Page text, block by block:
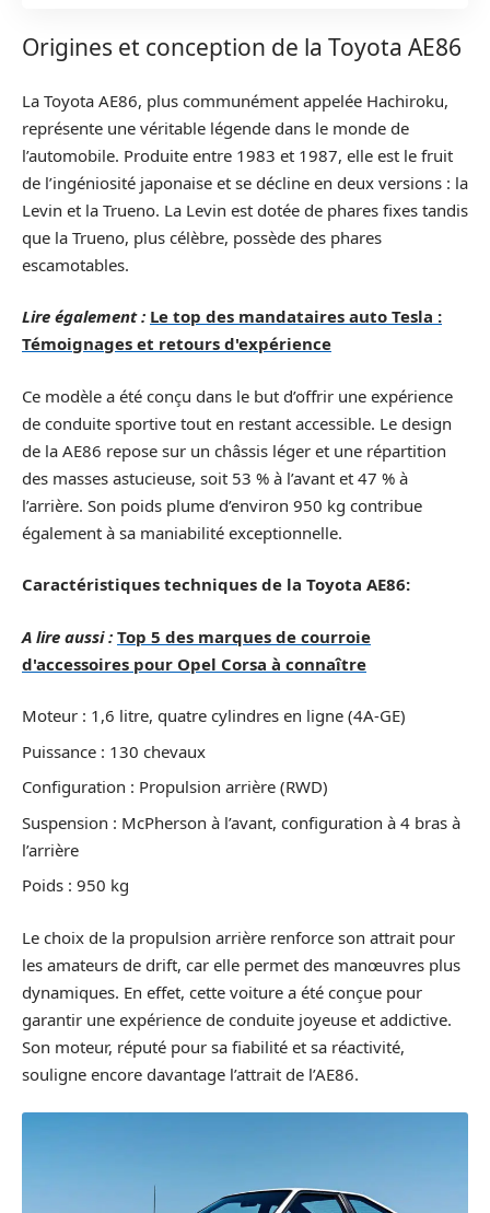
Origines et conception de la Toyota AE86
La Toyota AE86, plus communément appelée Hachiroku,
représente une véritable légende dans le monde de
l’automobile. Produite entre 1983 et 1987, elle est le fruit
de l’ingéniosité japonaise et se décline en deux versions : la
Levin et la Trueno. La Levin est dotée de phares fixes tandis
que la Trueno, plus célèbre, possède des phares
escamotables.
Lire également : Le top des mandataires auto Tesla :
Témoignages et retours d'expérience
Ce modèle a été conçu dans le but d’offrir une expérience
de conduite sportive tout en restant accessible. Le design
de la AE86 repose sur un châssis léger et une répartition
des masses astucieuse, soit 53 % à l’avant et 47 % à
l’arrière. Son poids plume d’environ 950 kg contribue
également à sa maniabilité exceptionnelle.
Caractéristiques techniques de la Toyota AE86:
A lire aussi : Top 5 des marques de courroie
d'accessoires pour Opel Corsa à connaître
Moteur : 1,6 litre, quatre cylindres en ligne (4A-GE)
Puissance : 130 chevaux
Configuration : Propulsion arrière (RWD)
Suspension : McPherson à l’avant, configuration à 4 bras à
l’arrière
Poids : 950 kg
Le choix de la propulsion arrière renforce son attrait pour
les amateurs de drift, car elle permet des manœuvres plus
dynamiques. En effet, cette voiture a été conçue pour
garantir une expérience de conduite joyeuse et addictive.
Son moteur, réputé pour sa fiabilité et sa réactivité,
souligne encore davantage l’attrait de l’AE86.